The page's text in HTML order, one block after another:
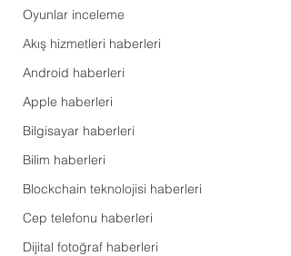
Oyunlar inceleme
Akış hizmetleri haberleri
Android haberleri
Apple haberleri
Bilgisayar haberleri
Bilim haberleri
Blockchain teknolojisi haberleri
Cep telefonu haberleri
Dijital fotoğraf haberleri